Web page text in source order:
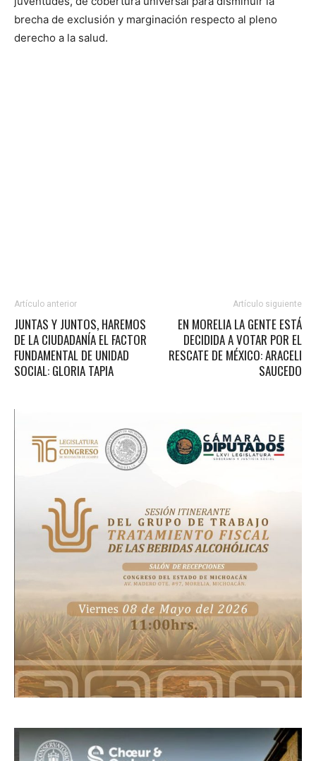
brecha de exclusión y marginación respecto al pleno
derecho a la salud.
Artículo anterior
JUNTAS Y JUNTOS, HAREMOS
DE LA CIUDADANÍA EL FACTOR
FUNDAMENTAL DE UNIDAD
SOCIAL: GLORIA TAPIA
Artículo siguiente
EN MORELIA LA GENTE ESTÁ
DECIDIDA A VOTAR POR EL
RESCATE DE MÉXICO: ARACELI
SAUCEDO